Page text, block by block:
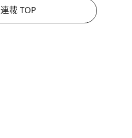
連載 TOP